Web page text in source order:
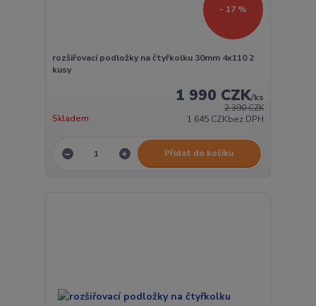
- 17 %
rozšiřovací podložky na čtyřkolku 30mm 4x110 2
kusy
2 390 CZK
1 990 CZK/ks
1 645 CZKbez DPH
Skladem
Přidat do košíku